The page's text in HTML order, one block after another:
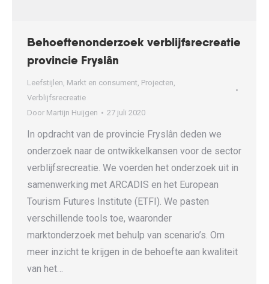
Behoeftenonderzoek verblijfsrecreatie
provincie Fryslân
Leefstijlen, Markt en consument, Projecten,
Verblijfsrecreatie
Door Martijn Huijgen 27 juli 2020
In opdracht van de provincie Fryslân deden we
onderzoek naar de ontwikkelkansen voor de sector
verblijfsrecreatie. We voerden het onderzoek uit in
samenwerking met ARCADIS en het European
Tourism Futures Institute (ETFI). We pasten
verschillende tools toe, waaronder
marktonderzoek met behulp van scenario’s. Om
meer inzicht te krijgen in de behoefte aan kwaliteit
van het…